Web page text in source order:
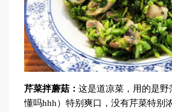
芹菜拌蘑菇： 这是道凉菜，用的是
懂吗hhh）特别爽口，没有芹菜特别